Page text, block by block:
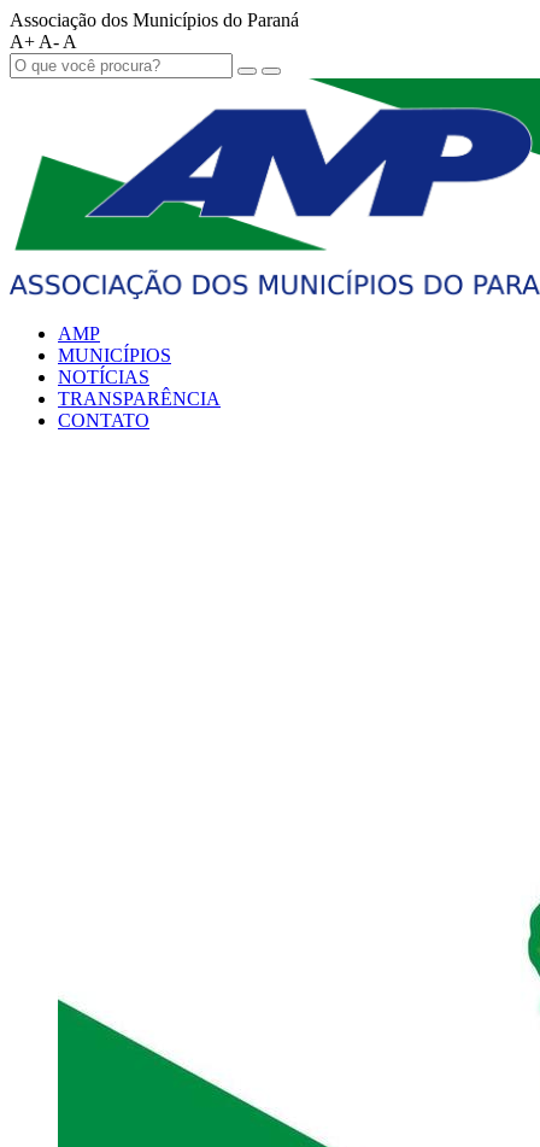
Associação dos Municípios do Paraná
A+ A- A
AMP
MUNICÍPIOS
NOTÍCIAS
TRANSPARÊNCIA
CONTATO